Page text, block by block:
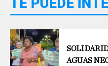
AGUAS